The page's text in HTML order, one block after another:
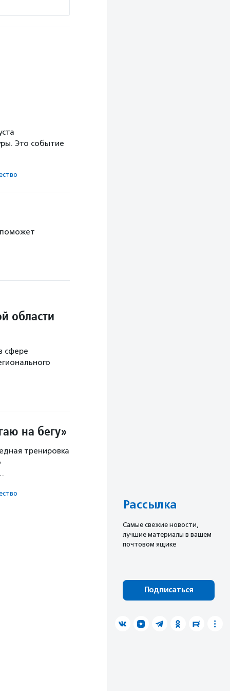
Это событие
области
сфере
на бегу»
тренировка
Рассылка
Cамые свежие новости,
лучшие материалы в вашем
почтовом ящике
Подписаться